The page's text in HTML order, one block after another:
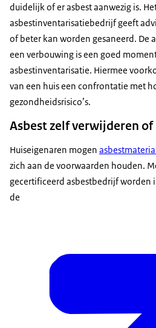
duidelijk of er asbest aanwezig is.
asbestinventarisatiebedrijf geeft
of beter kan worden gesaneerd. De
een verbouwing is een goed
asbestinventarisatie. Hiermee
van een huis een confrontatie met
gezondheidsrisico’s.
Asbest zelf verwijderen
Huiseigenaren mogen
zich aan de voorwaarden houden.
gecertificeerd asbestbedrijf worden
de